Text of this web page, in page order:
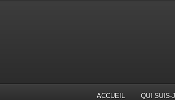
ACCUEIL QUI SUIS-